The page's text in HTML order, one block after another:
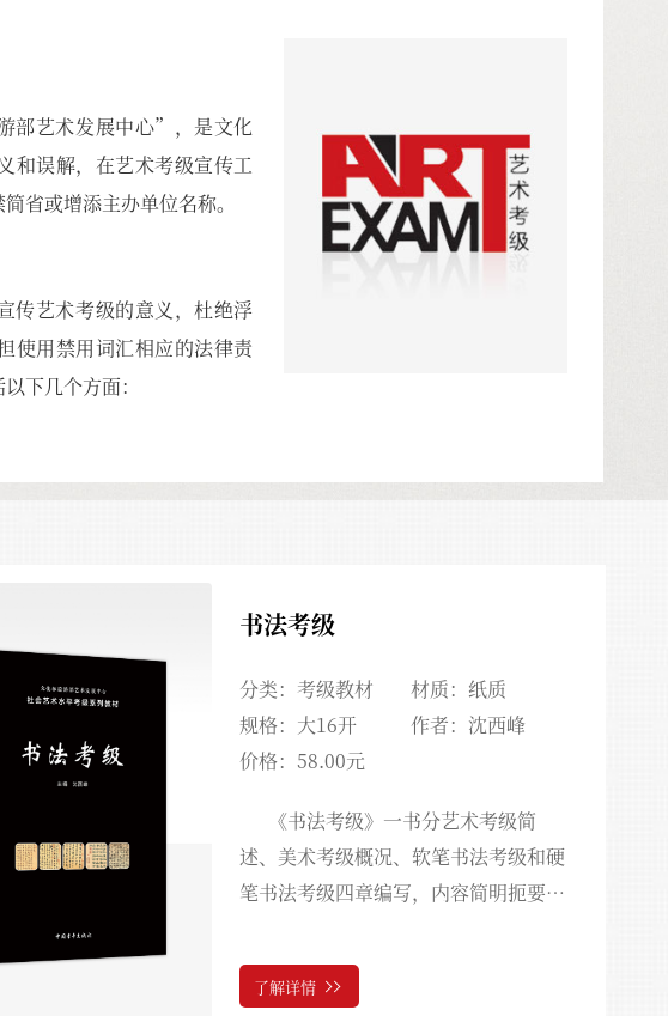
部艺术发展中心”，是文化
和误解，在艺术考级宣传工
省或增添主办单位名称。
传艺术考级的意义，杜绝浮
使用禁用词汇相应的法律责
下几个方面：
书法考级
分类：考级教材
材质：纸质
规格：大16开
作者：沈西峰
价格：58.00元
《书法考级》一书分艺术考级简
述、美术考级概况、软笔书法考级和硬
笔书法考级四章编写，内容简明扼要、
面广，是参加书法考级者和书法考级指
导教师应备的实用手册，也是广大书法
了解详情